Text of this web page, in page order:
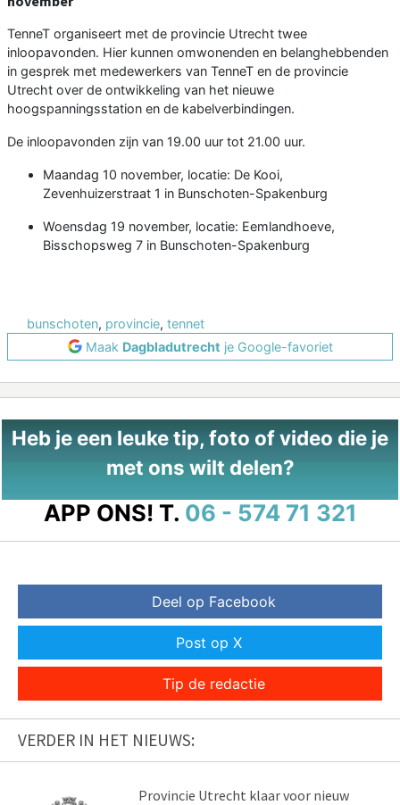
TenneT organiseert met de provincie Utrecht twee
inloopavonden. Hier kunnen omwonenden en belanghebbenden
in gesprek met medewerkers van TenneT en de provincie
Utrecht over de ontwikkeling van het nieuwe
hoogspanningsstation en de kabelverbindingen.
De inloopavonden zijn van 19.00 uur tot 21.00 uur.
Maandag 10 november, locatie: De Kooi,
Zevenhuizerstraat 1 in Bunschoten-Spakenburg
Woensdag 19 november, locatie: Eemlandhoeve,
Bisschopsweg 7 in Bunschoten-Spakenburg
bunschoten, provincie, tennet
Maak Dagbladutrecht je Google-favoriet
Heb je een leuke tip, foto of video die je
met ons wilt delen?
APP ONS! T. 06 - 574 71 321
Deel op Facebook
Post op X
Tip de redactie
VERDER IN HET NIEUWS:
Provincie Utrecht klaar voor nieuw